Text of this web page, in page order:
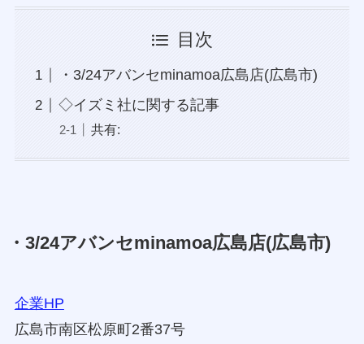
目次
・3/24アバンセminamoa広島店(広島市)
◇イズミ社に関する記事
共有:
・3/24アバンセminamoa広島店(広島市)
企業HP
広島市南区松原町2番37号